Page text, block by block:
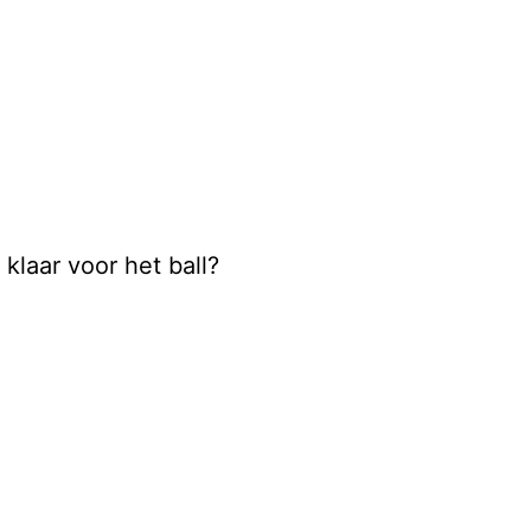
voor het ball?